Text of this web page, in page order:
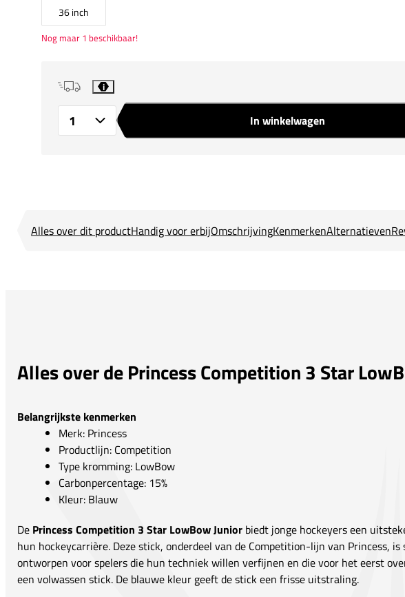
36 inch
Nog maar 1 beschikbaar!
i
In winkelwagen
Alles over dit productHandig voor erbijOmschrijvingKenmerkenAlternatieven
Alles over de Princess Competition 3 Star
Belangrijkste kenmerken
Merk: Princess
Productlijn: Competition
Type kromming: LowBow
Carbonpercentage: 15%
Kleur: Blauw
De Princess Competition 3 Star LowBow Junior biedt jonge hockeyers een
hun hockeycarrière. Deze stick, onderdeel van de Competition-lijn van Princess, is
ontworpen voor spelers die hun techniek willen verfijnen en die voor het eerst
een volwassen stick. De blauwe kleur geeft de stick een frisse uitstraling.